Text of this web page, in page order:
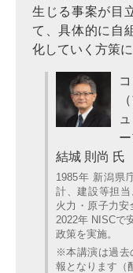
生じる事案が目
て、具体的に自
化していく方策
ー
結城 則尚 氏
1985年 新潟県
計、建設等担
火力・原子力安
2022年 NISCで
政策を実施。
※本講演は過去
報となります（